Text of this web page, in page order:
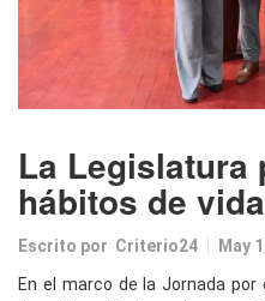
La Legislatura
hábitos de
Escrito por Criterio24 May
En el marco de la Jornada por